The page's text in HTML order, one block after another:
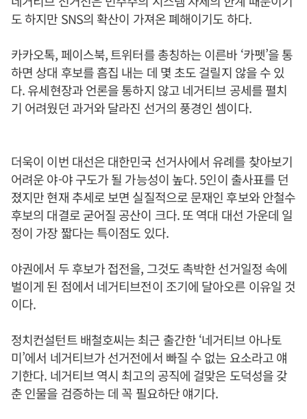
도 하지만 SNS의 확산이 가져온 폐해이기도 하다.
카카오톡, 페이스북, 트위터를 총칭하는 이른바 ‘카펫’을 통
하면 상대 후보를 흠집 내는 데 몇 초도 걸릴지 않을 수 있
다. 유세현장과 언론을 통하지 않고 네거티브 공세를 펼치
기 어려웠던 과거와 달라진 선거의 풍경인 셈이다.
더욱이 이번 대선은 대한민국 선거사에서 유례를 찾아보기
어려운 야-야 구도가 될 가능성이 높다. 5인이 출사표를 던
졌지만 현재 추세로 보면 실질적으로 문재인 후보와 안철수
후보의 대결로 굳어질 공산이 크다. 또 역대 대선 가운데 일
정이 가장 짧다는 특이점도 있다.
야권에서 두 후보가 접전을, 그것도 촉박한 선거일정 속에
벌이게 된 점에서 네거티브전이 조기에 달아오른 이유일 것
이다.
정치컨설턴트 배철호씨는 최근 출간한 ‘네거티브 아나토
미’에서 네거티브가 선거전에서 빠질 수 없는 요소라고 얘
기한다. 네거티브 역시 최고의 공직에 걸맞은 도덕성을 갖
춘 인물을 검증하는 데 꼭 필요하단 얘기다.